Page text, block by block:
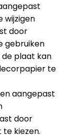
wijzigen
door
gebruiken
plaat kan
te
aangepast
door
kiezen.